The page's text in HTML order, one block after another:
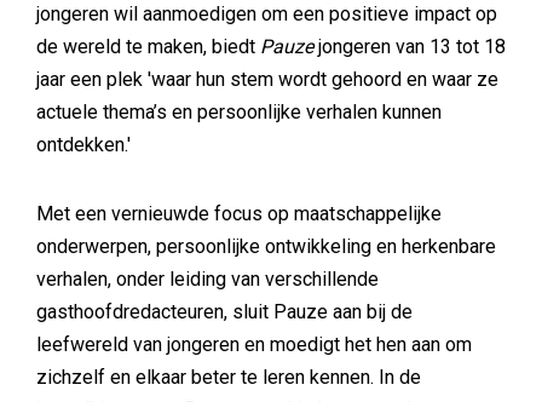
jongeren wil aanmoedigen om een positieve impact op
de wereld te maken, biedt Pauzejongeren van 13 tot 18
jaar een plek 'waar hun stem wordt gehoord en waar ze
actuele thema’s en persoonlijke verhalen kunnen
ontdekken.'
Met een vernieuwde focus op maatschappelijke
onderwerpen, persoonlijke ontwikkeling en herkenbare
verhalen, onder leiding van verschillende
gasthoofdredacteuren, sluit Pauze aan bij de
leefwereld van jongeren en moedigt het hen aan om
zichzelf en elkaar beter te leren kennen. In de